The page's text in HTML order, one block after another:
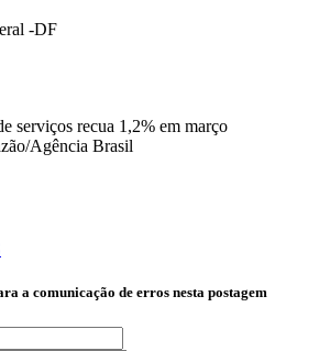
Agência Brasil
a comunicação de erros nesta postagem